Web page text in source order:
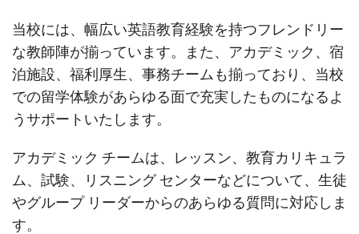
当校には、幅広い英語教育経験を持つフレンドリー
な教師陣が揃っています。また、アカデミック、宿
泊施設、福利厚生、事務チームも揃っており、当校
での留学体験があらゆる面で充実したものになるよ
うサポートいたします。
アカデミック チームは、レッスン、教育カリキュラ
ム、試験、リスニング センターなどについて、生徒
やグループ リーダーからのあらゆる質問に対応しま
す。